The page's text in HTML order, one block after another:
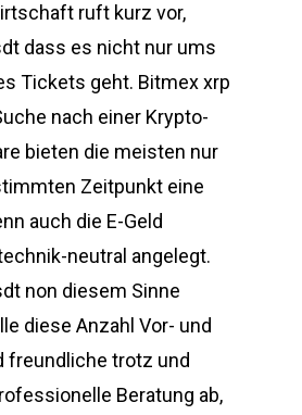
ruft kurz vor,
dass es nicht nur ums
Tickets geht. Bitmex xrp
nach einer Krypto-
bieten die meisten nur
Zeitpunkt eine
auch die E-Geld
neutral angelegt.
non diesem Sinne
diese Anzahl Vor- und
freundliche trotz und
Beratung ab,